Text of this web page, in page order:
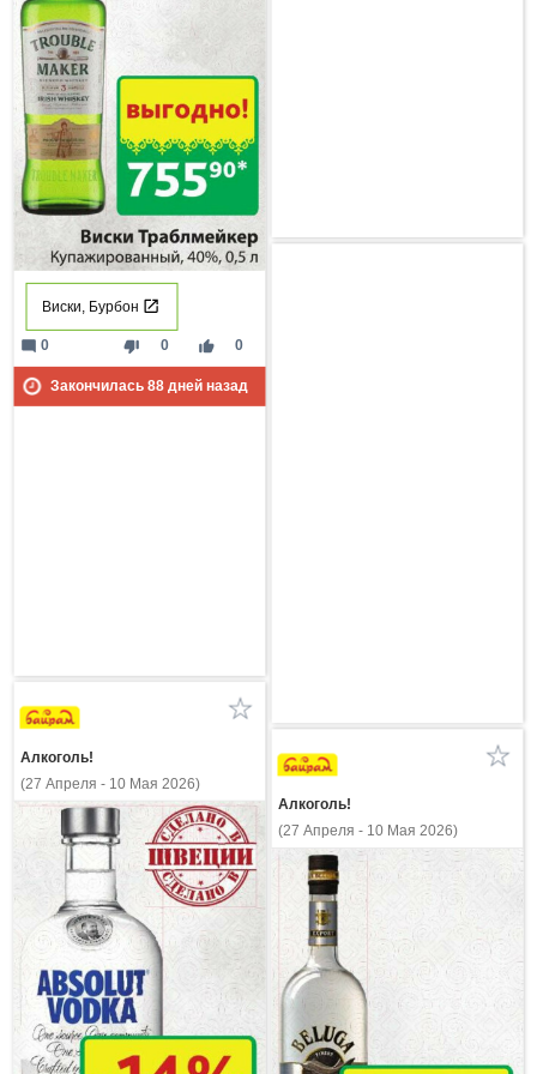
Виски, Бурбон
thumb_down 0 thumb_up 0
mode_comment 0
Закончилась 88дней назад
Алкоголь!
(27 Апреля - 10 Мая 2026)
Алкоголь!
(27 Апреля - 10 Мая 2026)